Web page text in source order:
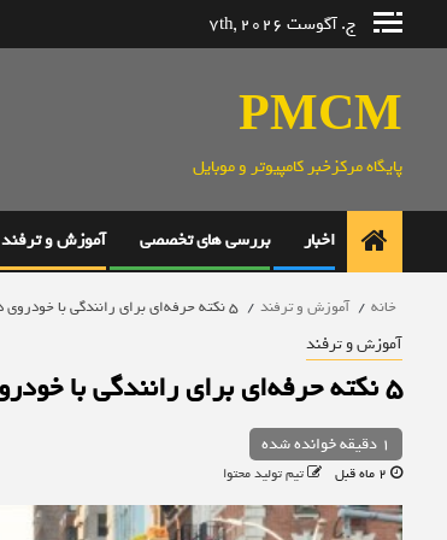
ج. آگوست 7th, 2026
PMCM
پایگاه مرکزخبر کامپیوتر و موبایل
اخبار بررسی های تخصصی آموزش و ترفند
خانه آموزش و ترفند ۵ نکته حرفه‌ای برای رانندگی با خودروی دنده دستی در ترافیک شهری
آموزش و ترفند
۵ نکته حرفه‌ای برای رانندگی با خودروی دنده دستی در ترافیک شهری
1 دقیقه خوانده شده
تیم تولید محتوا